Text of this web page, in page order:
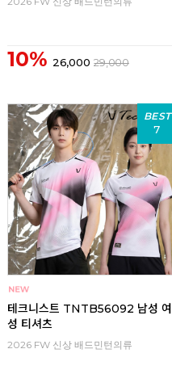
10% 26,000 29,000
BEST
7
테크니스트 TNTB56092 남성 여
성 티셔츠
2026 FW 신상 배드민턴의류